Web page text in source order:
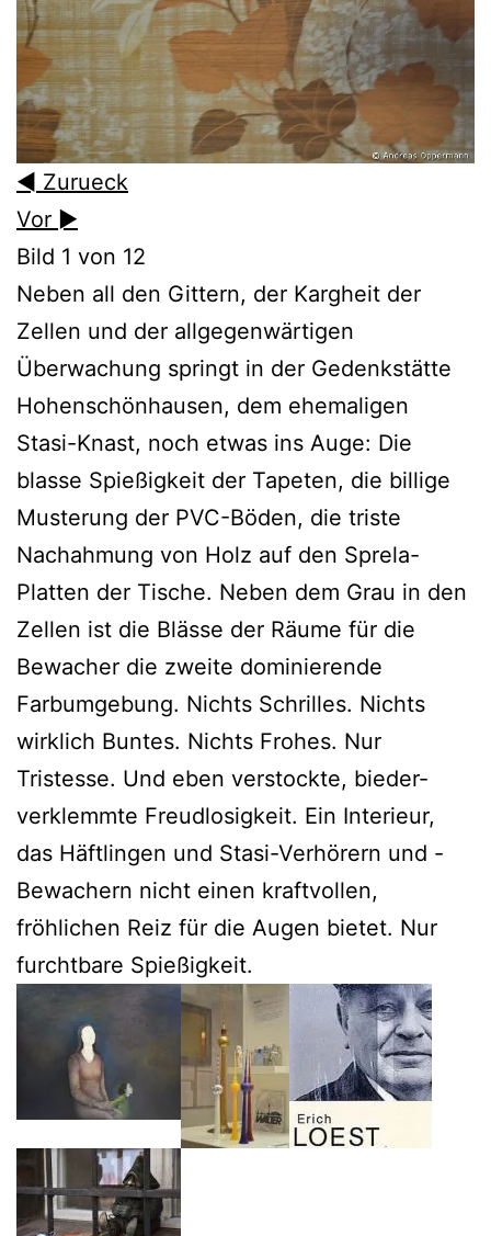
◄ Zurueck
Vor ►
Bild 1 von 12
Neben all den Gittern, der Kargheit der
Zellen und der allgegenwärtigen
Überwachung springt in der Gedenkstätte
Hohenschönhausen, dem ehemaligen
Stasi-Knast, noch etwas ins Auge: Die
blasse Spießigkeit der Tapeten, die billige
Musterung der PVC-Böden, die triste
Nachahmung von Holz auf den Sprela-
Platten der Tische. Neben dem Grau in den
Zellen ist die Blässe der Räume für die
Bewacher die zweite dominierende
Farbumgebung. Nichts Schrilles. Nichts
wirklich Buntes. Nichts Frohes. Nur
Tristesse. Und eben verstockte, bieder-
verklemmte Freudlosigkeit. Ein Interieur,
das Häftlingen und Stasi-Verhörern und -
Bewachern nicht einen kraftvollen,
fröhlichen Reiz für die Augen bietet. Nur
furchtbare Spießigkeit.